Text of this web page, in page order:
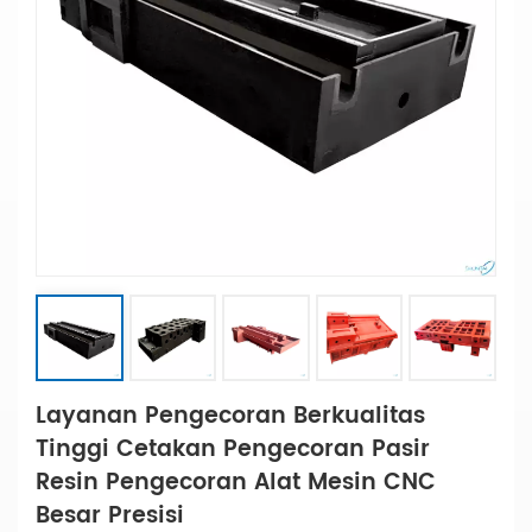
Layanan Pengecoran Berkualitas
Tinggi Cetakan Pengecoran Pasir
Resin Pengecoran Alat Mesin CNC
Besar Presisi